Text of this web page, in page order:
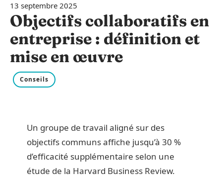
13 septembre 2025
Objectifs collaboratifs en
entreprise : définition et
mise en œuvre
Conseils
Un groupe de travail aligné sur des
objectifs communs affiche jusqu’à 30 %
d’efficacité supplémentaire selon une
étude de la Harvard Business Review.